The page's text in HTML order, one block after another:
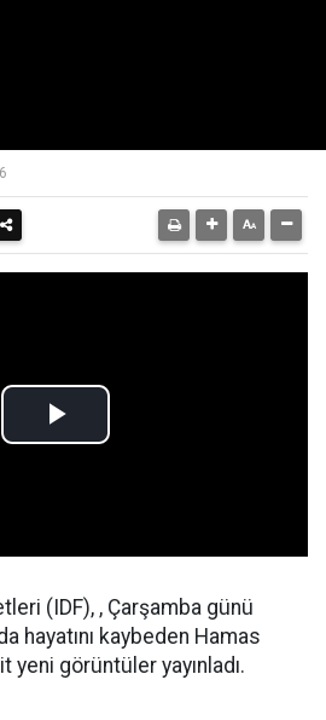
(IDF), , Çarşamba günü
hayatını kaybeden Hamas
yeni görüntüler yayınladı.